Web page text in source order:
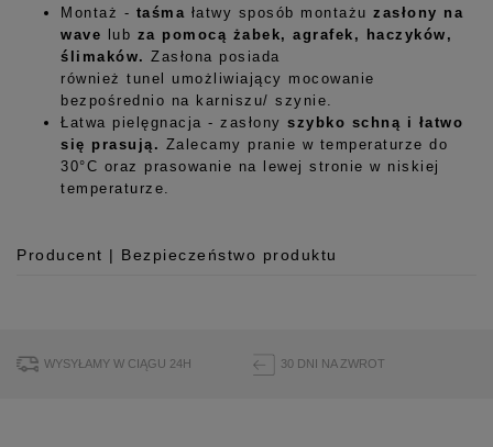
Montaż - taśma łatwy sposób montażu zasłony na
wave lub za pomocą żabek, agrafek, haczyków,
ślimaków. Zasłona posiada
również tunel umożliwiający mocowanie
bezpośrednio na karniszu/ szynie.
Łatwa pielęgnacja - zasłony szybko schną i łatwo
się prasują. Zalecamy pranie w temperaturze do
30°C oraz prasowanie na lewej stronie w niskiej
temperaturze.
Producent | Bezpieczeństwo produktu
ul. Buforowa 125/H-10a
WYSYŁAMY W CIĄGU 24H 30 DNI NA ZWROT